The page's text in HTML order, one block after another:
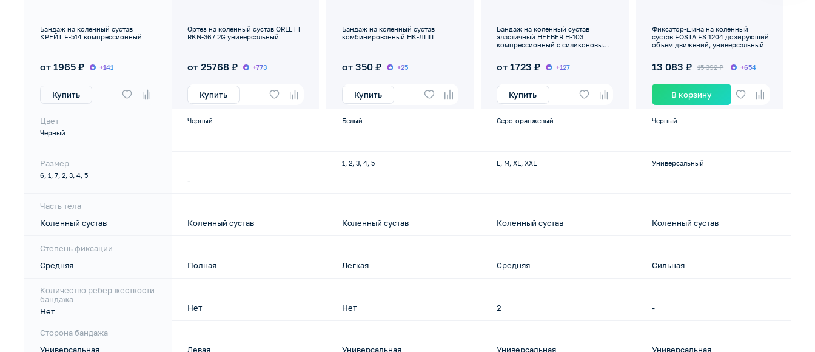
Бандаж на коленный сустав
КРЕЙТ F-514 компрессионный
от 1965 ₽ +141
Купить
Цвет
Черный
Размер
6, 1, 7, 2, 3, 4, 5
Часть тела
Коленный сустав
Степень фиксации
Средняя
Количество ребер жесткости
бандажа
Нет
Сторона бандажа
Универсальная
Ортез на коленный сустав ORLETT
RKN-367 2G универсальный
от 25768 ₽ +773
Купить
Черный
-
Коленный сустав
Полная
Нет
Левая
Бандаж на коленный сустав
комбинированный НК-ЛПП
от 350 ₽ +25
Купить
Белый
1, 2, 3, 4, 5
Коленный сустав
Легкая
Нет
Универсальная
Бандаж на коленный сустав
эластичный HEEBER Н-103
компрессионный с силиконовым
от 1723 ₽ +127
Купить
Серо-оранжевый
L, M, XL, XXL
Коленный сустав
Средняя
2
Универсальная
Фиксатор-шина на коленный
сустав FOSTA FS 1204 дозирующий
объем движений, универсальный
13 083 ₽ 15 392 ₽ +654
В корзину
Черный
Универсальный
Коленный сустав
Сильная
-
Универсальная